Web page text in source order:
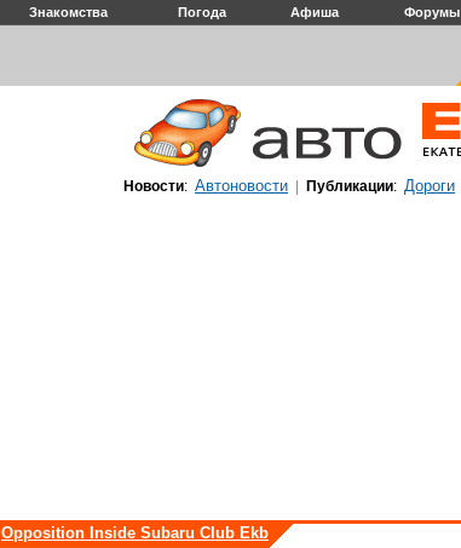
Знакомства Погода Афиша Форумы
Новости: Автоновости Публикации: Дороги
Opposition Inside Subaru Club Ekb